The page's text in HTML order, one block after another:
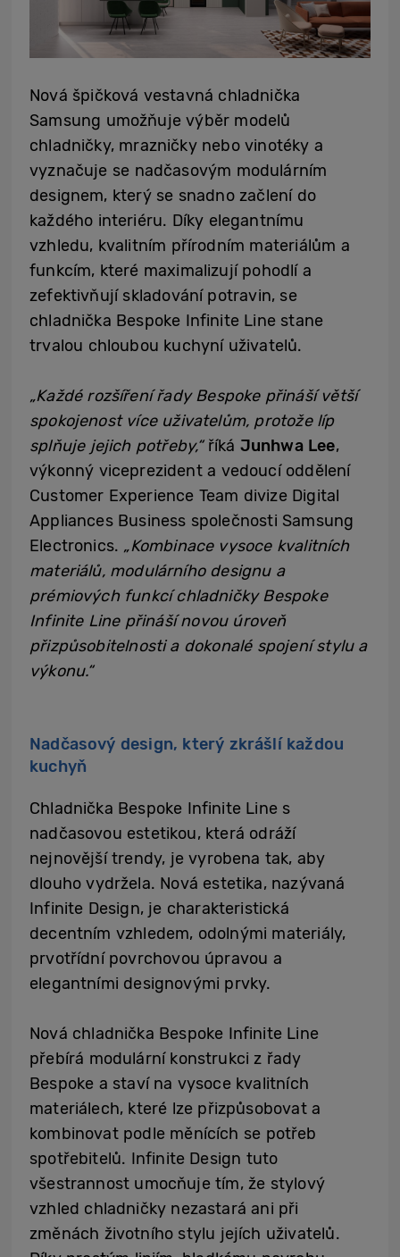
Nová špičková vestavná chladnička
Samsung umožňuje výběr modelů
chladničky, mrazničky nebo vinotéky a
vyznačuje se nadčasovým modulárním
designem, který se snadno začlení do
každého interiéru. Díky elegantnímu
vzhledu, kvalitním přírodním materiálům a
funkcím, které maximalizují pohodlí a
zefektivňují skladování potravin, se
chladnička Bespoke Infinite Line stane
trvalou chloubou kuchyní uživatelů.
„Každé rozšíření řady Bespoke přináší větší
spokojenost více uživatelům, protože líp
splňuje jejich potřeby,“říká Junhwa Lee,
výkonný viceprezident a vedoucí oddělení
Customer Experience Team divize Digital
Appliances Business společnosti Samsung
Electronics. „Kombinace vysoce kvalitních
materiálů, modulárního designu a
prémiových funkcí chladničky Bespoke
Infinite Line přináší novou úroveň
přizpůsobitelnosti a dokonalé spojení stylu a
výkonu.“
Nadčasový design, který zkrášlí každou
kuchyň
Chladnička Bespoke Infinite Line s
nadčasovou estetikou, která odráží
nejnovější trendy, je vyrobena tak, aby
dlouho vydržela. Nová estetika, nazývaná
Infinite Design, je charakteristická
decentním vzhledem, odolnými materiály,
prvotřídní povrchovou úpravou a
elegantními designovými prvky.
Nová chladnička Bespoke Infinite Line
přebírá modulární konstrukci z řady
Bespoke a staví na vysoce kvalitních
materiálech, které lze přizpůsobovat a
kombinovat podle měnících se potřeb
spotřebitelů. Infinite Design tuto
všestrannost umocňuje tím, že stylový
vzhled chladničky nezastará ani při
změnách životního stylu jejích uživatelů.